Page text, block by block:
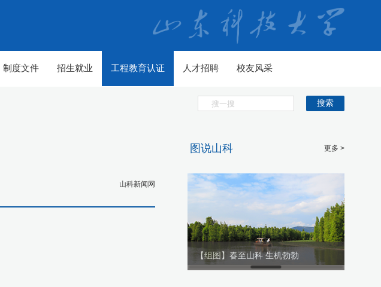
制度文件 招生就业 工程教育认证 人才招聘 校友风采
搜索
山科新闻网
图说山科 更多 >
【组图】春至山科 生机勃勃